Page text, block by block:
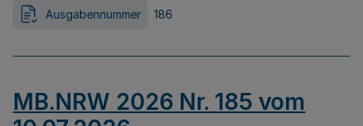
Ausgabennummer 186
MB.NRW 2026 Nr. 185 vom